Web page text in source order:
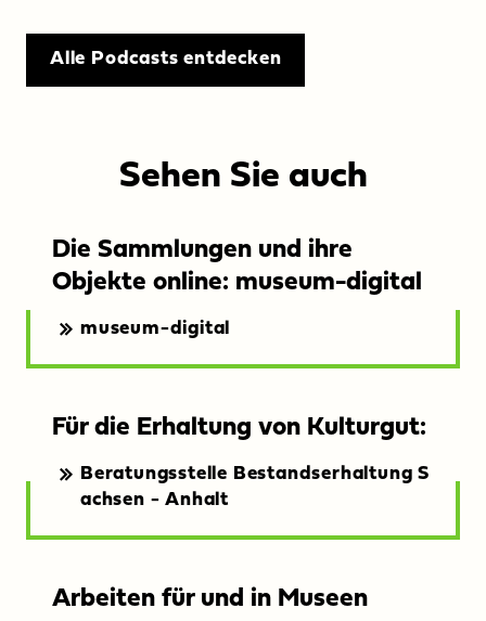
Alle Podcasts entdecken
Sehen Sie auch
Die Sammlungen und ihre
Objekte online: museum-digital
museum-digital
Für die Erhaltung von Kulturgut:
Beratungsstelle Bestandserhaltung S
achsen - Anhalt
Arbeiten für und in Museen